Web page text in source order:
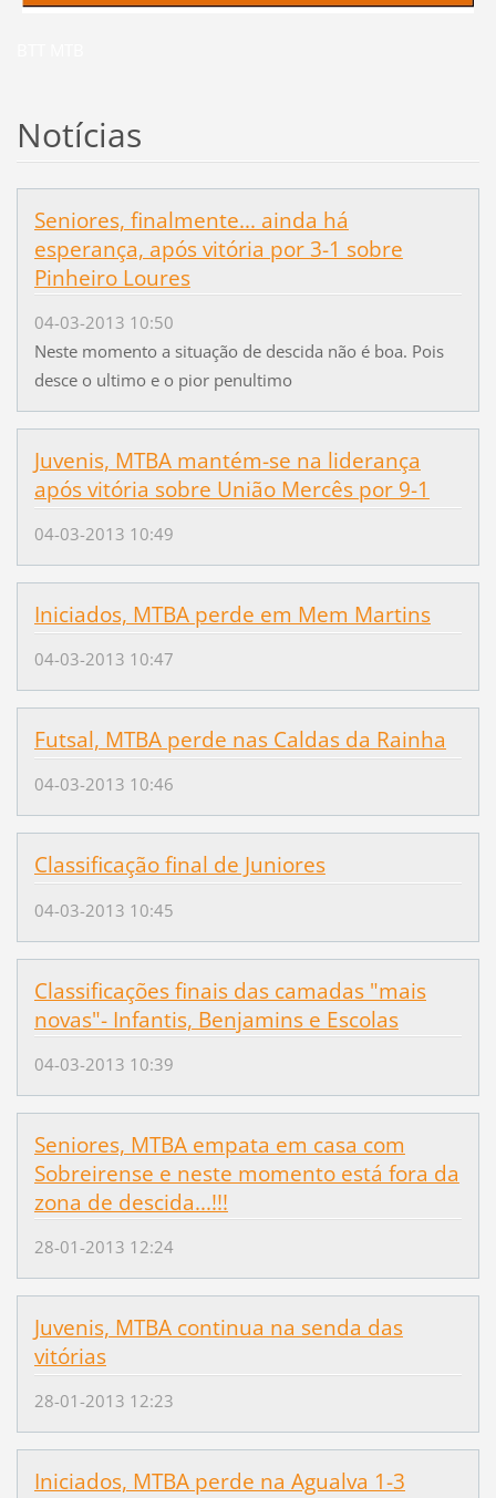
Notícias
Seniores, finalmente... ainda há
esperança, após vitória por 3-1 sobre
Pinheiro Loures
04-03-2013 10:50
Neste momento a situação de descida não é boa. Pois
desce o ultimo e o pior penultimo
Juvenis, MTBA mantém-se na liderança
após vitória sobre União Mercês por 9-1
04-03-2013 10:49
Iniciados, MTBA perde em Mem Martins
04-03-2013 10:47
Futsal, MTBA perde nas Caldas da Rainha
04-03-2013 10:46
Classificação final de Juniores
04-03-2013 10:45
Classificações finais das camadas "mais
novas"- Infantis, Benjamins e Escolas
04-03-2013 10:39
Seniores, MTBA empata em casa com
Sobreirense e neste momento está fora da
zona de descida...!!!
28-01-2013 12:24
Juvenis, MTBA continua na senda das
vitórias
28-01-2013 12:23
Iniciados, MTBA perde na Agualva 1-3